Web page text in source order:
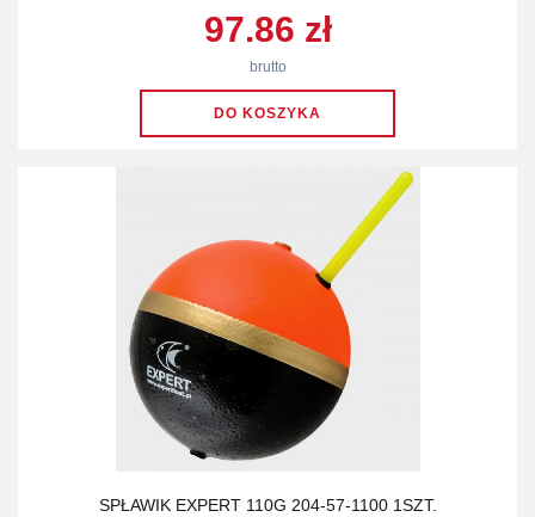
97.86 zł
brutto
SPŁAWIK EXPERT 110G 204-57-1100 1SZT.